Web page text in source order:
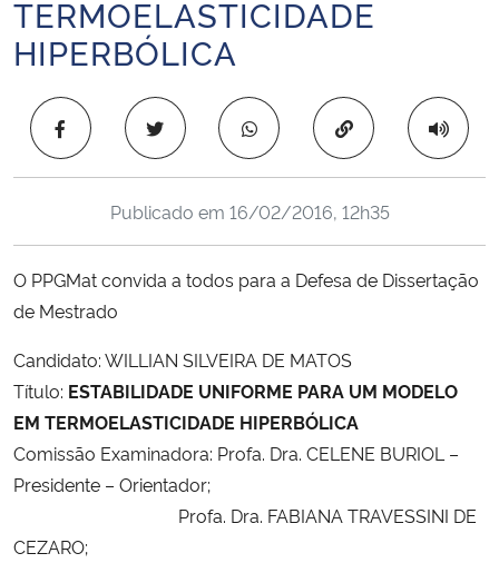
Ministério da Saúde
Ministério de Minas e Energia
Ministério da Ciência, Tecnologia, Inovações e Comunicações
Ministério do Turismo
Ministério do Desenvolvimento Regional
TERMOELASTICIDADE
HIPERBÓLICA
Copiar para área
Publicado em 16/02/2016, 12h35
O PPGMat convida a todos para a Defesa de Dissertação
de Mestrado
Candidato: WILLIAN SILVEIRA DE MATOS
Título: ESTABILIDADE UNIFORME PARA UM MODELO
EM TERMOELASTICIDADE HIPERBÓLICA
Comissão Examinadora: Profa. Dra. CELENE BURIOL –
Presidente – Orientador;
Profa. Dra. FABIANA TRAVESSINI DE
CEZARO;